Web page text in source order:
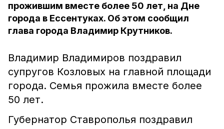
прожившим вместе более 50 лет, на Дне
города в Ессентуках. Об этом сообщил
глава города Владимир Крутников.
Владимир Владимиров поздравил
супругов Козловых на главной площади
города. Семья прожила вместе более
50 лет.
Губернатор Ставрополья поздравил